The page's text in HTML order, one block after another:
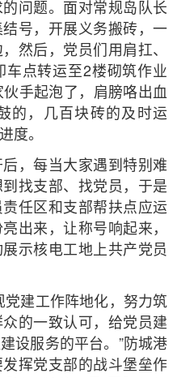
问题。面对常规岛队长
号，开展义务搬砖，一
然后，党员们用肩扛、
车点转运至2楼砌筑作业
手起泡了，肩膀咯出血
的，几百块砖的及时运
度。
，每当大家遇到特别难
找支部、找党员，于是
任区和支部帮扶点应运
出来，让称号响起来，
示核电工地上共产党员
建工作阵地化，努力筑
的一致认可，给党员建
设服务的平台。”防城港
挥党支部的战斗堡垒作